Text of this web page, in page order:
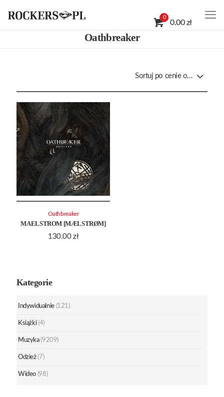
0
0.00 zł
Oathbreaker
MAELSTROM [MÆLSTRØM]
130.00 zł
Oathbreaker
Kategorie
Indywidualnie (121)
Książki (4)
Muzyka (9209)
Odzież (7)
Wideo (98)